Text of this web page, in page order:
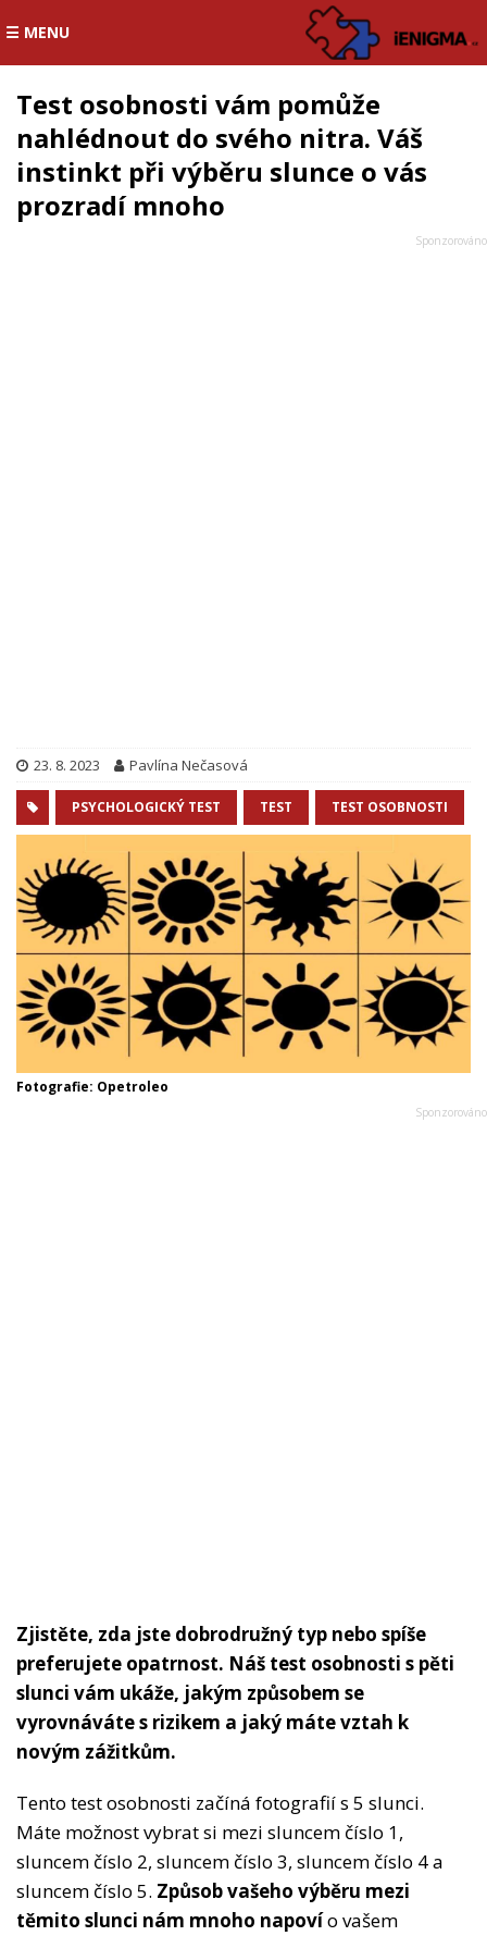
☰ MENU
Test osobnosti vám pomůže
nahlédnout do svého nitra. Váš
instinkt při výběru slunce o vás
prozradí mnoho
23. 8. 2023 Pavlína Nečasová
PSYCHOLOGICKÝ TEST TEST TEST OSOBNOSTI
Fotografie: Opetroleo
Zjistěte, zda jste dobrodružný typ nebo spíše
preferujete opatrnost. Náš test osobnosti s pěti
slunci vám ukáže, jakým způsobem se
vyrovnáváte s rizikem a jaký máte vztah k
novým zážitkům.
Tento test osobnosti začíná fotografií s 5 slunci.
Máte možnost vybrat si mezi sluncem číslo 1,
sluncem číslo 2, sluncem číslo 3, sluncem číslo 4 a
sluncem číslo 5. Způsob vašeho výběru mezi
těmito slunci nám mnoho napovío vašem